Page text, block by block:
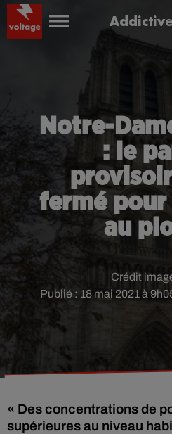
Notre-
: le
fermé
au
Publié : 18 mai 2021 à
Crédit
« Des concentrations de
supérieures au niveau